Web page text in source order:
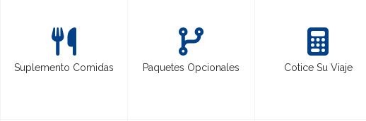
Suplemento Comidas Paquetes Opcionales Cotice Su Viaje